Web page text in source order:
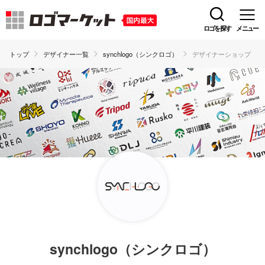
ロゴを探す メニュー
トップ デザイナー一覧 synchlogo（シンクロゴ） デザイナーショップ
synchlogo（シンクロゴ）